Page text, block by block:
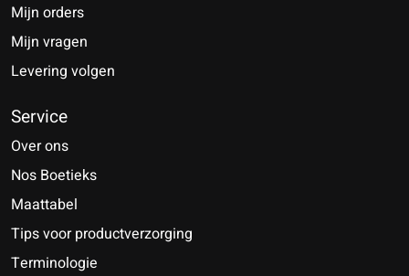
Mijn orders
Mijn vragen
Levering volgen
Service
Over ons
Nos Boetieks
Maattabel
Tips voor productverzorging
Terminologie